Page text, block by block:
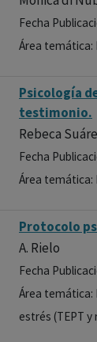
Fecha
Área temática:
Psicología
testimonio.
Rebeca
Fecha
Área temática:
Protocolo
A. Rielo
Fecha
Área temática:
estrés (TEPT y